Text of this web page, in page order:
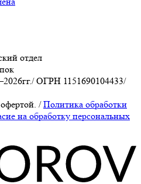
отдел
/ОГРН 1151690104433/
/ Политика обработки
на обработку персональных